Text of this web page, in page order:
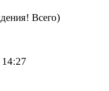
Всего)